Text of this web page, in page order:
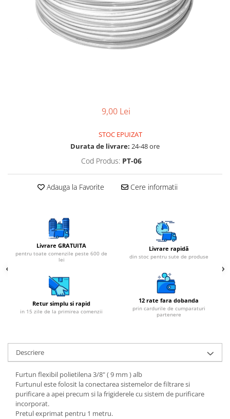
Lampi UV de schimb
Rezervoare
Medii de filtrare
Pompe de presiune
9,00 Lei
STOC EPUIZAT
Durata de livrare: 24-48 ore
Cod Produs: PT-06
Adauga la Favorite Cere informatii
Livrare GRATUITA
pentru toate comenzile peste 600 de
lei
Livrare rapidă
din stoc pentru sute de produse
Retur simplu si rapid
in 15 zile de la primirea comenzii
12 rate fara dobanda
prin cardurile de cumparaturi
partenere
Descriere
Furtun flexibil polietilena 3/8" ( 9 mm ) alb
Furtunul este folosit la conectarea sistemelor de filtrare si
purificare a apei precum si la frigiderele cu sistem de purificare
incorporat.
Pretul exprimat pentru 1 metru.